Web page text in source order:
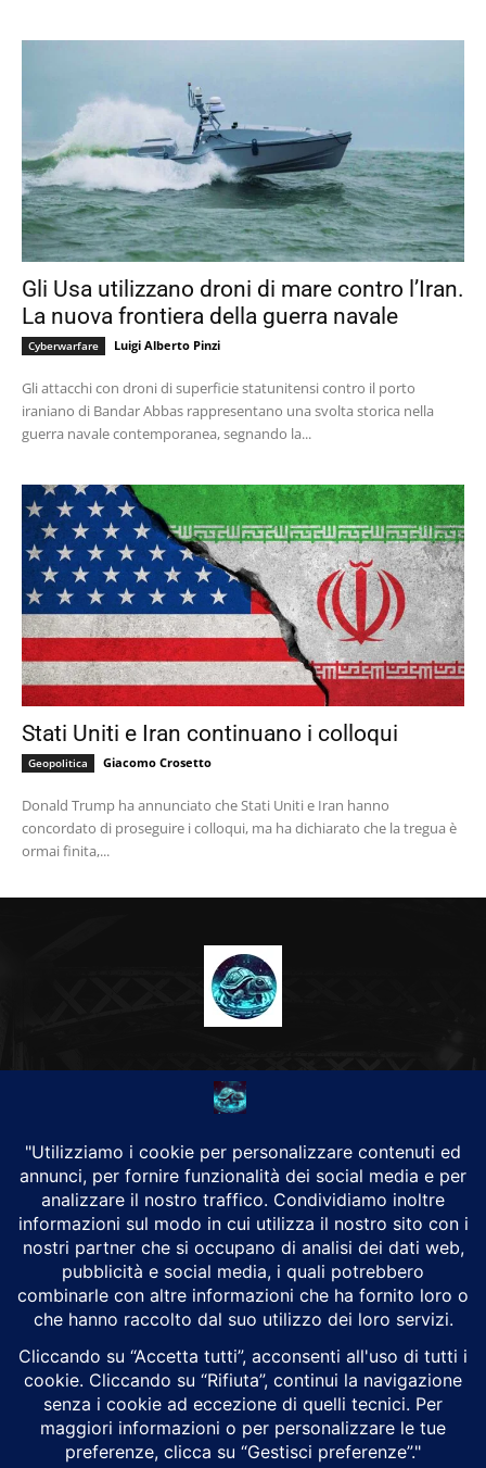
Gli Usa utilizzano droni di mare contro l’Iran.
La nuova frontiera della guerra navale
Cyberwarfare Luigi Alberto Pinzi
Gli attacchi con droni di superficie statunitensi contro il porto
iraniano di Bandar Abbas rappresentano una svolta storica nella
guerra navale contemporanea, segnando la...
Stati Uniti e Iran continuano i colloqui
Geopolitica Giacomo Crosetto
Donald Trump ha annunciato che Stati Uniti e Iran hanno
concordato di proseguire i colloqui, ma ha dichiarato che la tregua è
ormai finita,...
CHI SIAMO
Alground Geopolitica e Cyberwarfare.
Da una idea di Brunilde Trizio
Alground fa parte del Gruppo Trizio
SEGUICI